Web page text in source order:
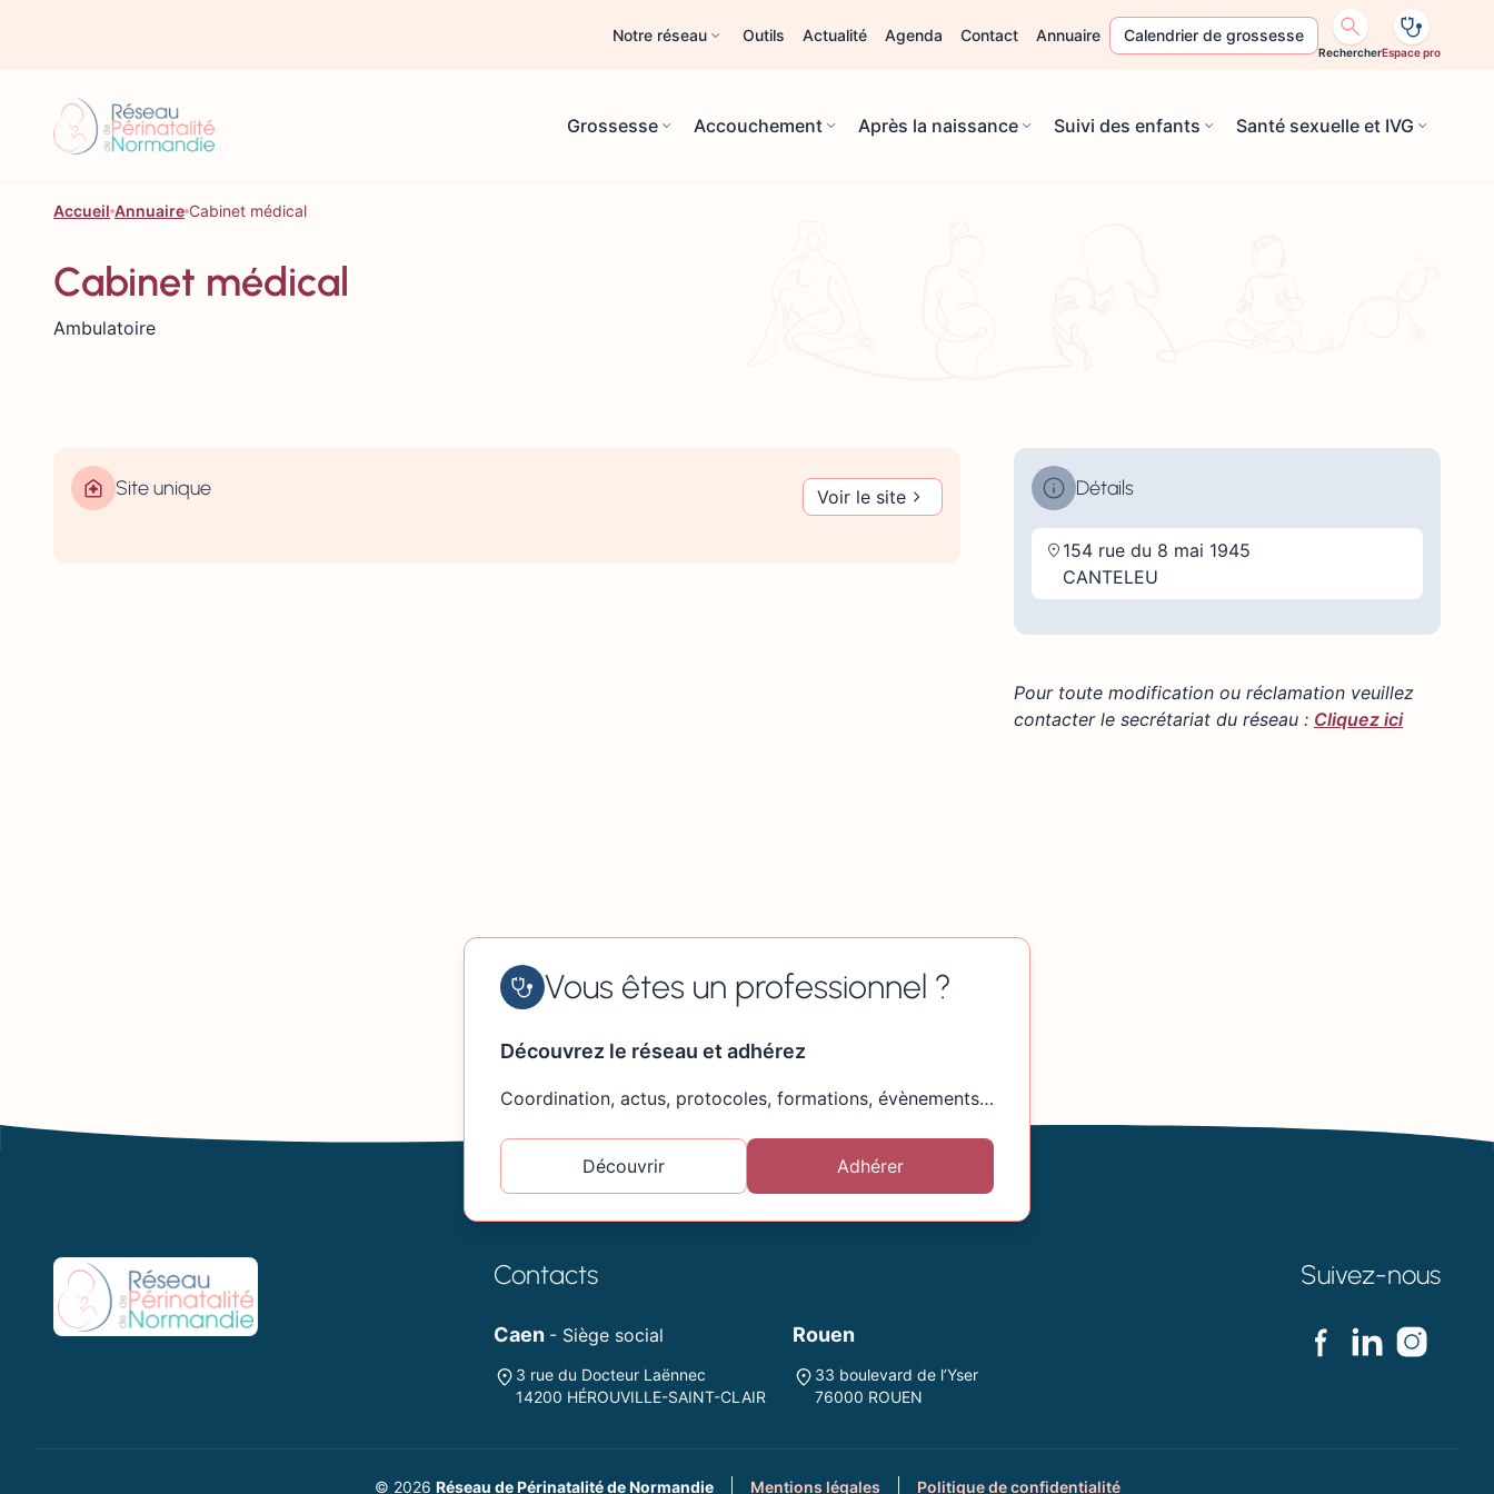
Notre réseau Outils Actualité Agenda Contact Annuaire Calendrier de grossesse
RechercherEspace pro
Grossesse Accouchement Après la naissance Suivi des enfants Santé sexuelle et IVG
Accueil Annuaire Cabinet médical
Cabinet médical
Ambulatoire
Site unique Voir le site Détails
154 rue du 8 mai 1945
CANTELEU
Pour toute modification ou réclamation veuillez
contacter le secrétariat du réseau : Cliquez ici
Vous êtes un professionnel ?
Découvrez le réseau et adhérez
Coordination, actus, protocoles, formations, évènements…
Découvrir Adhérer
Contacts
Caen - Siège social
3 rue du Docteur Laënnec
14200 HÉROUVILLE-SAINT-CLAIR
Rouen
33 boulevard de l’Yser
76000 ROUEN
Suivez-nous
© 2026 Réseau de Périnatalité de Normandie Mentions légales Politique de confidentialité